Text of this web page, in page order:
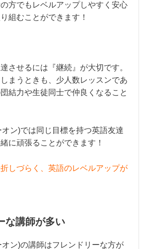
方でもレベルアップしやすく安心
組むことができます！
させるには『継続』が大切です。
まうときも、少人数レッスンであ
結力や生徒同士で仲良くなること
ン)では同じ目標を持つ英語友達
に頑張ることができます！
しづらく、英語のレベルアップが
な講師が多い
ン)の講師はフレンドリーな方が